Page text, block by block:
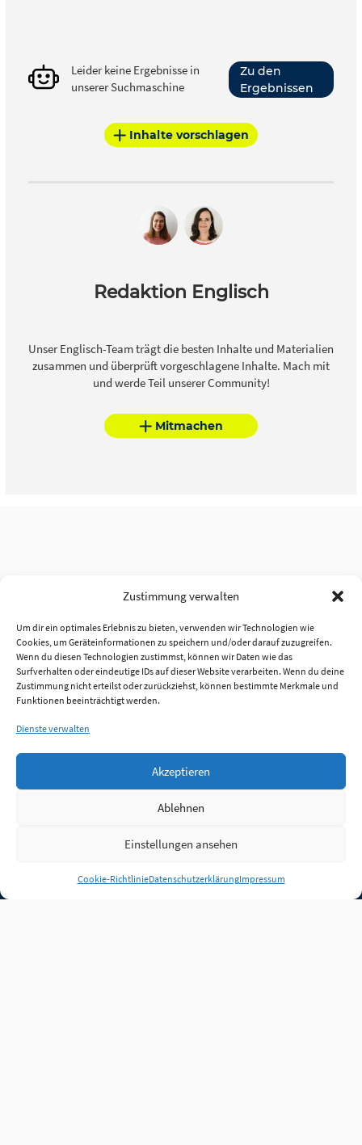
Zustimmung verwalten
Um dir ein optimales Erlebnis zu bieten, verwenden wir Technologien wie
Cookies, um Geräteinformationen zu speichern und/oder darauf zuzugreifen.
Wenn du diesen Technologien zustimmst, können wir Daten wie das
Surfverhalten oder eindeutige IDs auf dieser Website verarbeiten. Wenn du deine
Zustimmung nicht erteilst oder zurückziehst, können bestimmte Merkmale und
Funktionen beeinträchtigt werden.
Dienste verwalten
Akzeptieren
Ablehnen
Einstellungen ansehen
Cookie-RichtlinieDatenschutzerklärungImpressum
Leider keine Ergebnisse in
unserer Suchmaschine
Zu den
Ergebnissen
Inhalte vorschlagen
Redaktion Englisch
Unser Englisch-Team trägt die besten Inhalte und Materialien
zusammen und überprüft vorgeschlagene Inhalte. Mach mit
und werde Teil unserer Community!
Mitmachen
Anmelden
Jobs Partner FAQ Quellen